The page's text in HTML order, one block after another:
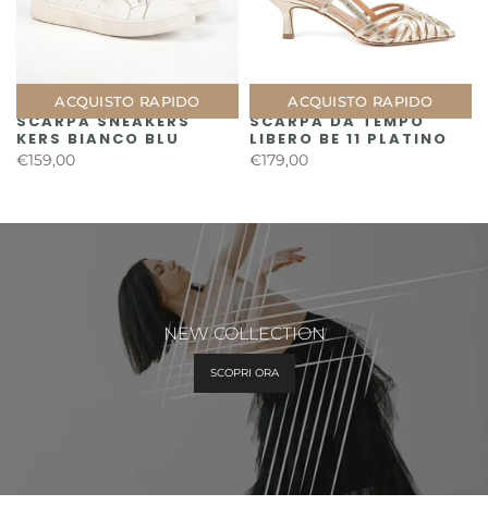
ACQUISTO RAPIDO
SCARPA SNEAKERS
KERS BIANCO BLU
€159,00
ACQUISTO RAPIDO
SCARPA DA TEMPO
LIBERO BE 11 PLATINO
€179,00
NEW COLLECTION
SCOPRI ORA